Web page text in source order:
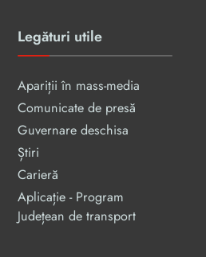
Legături utile
Apariții în mass-media
Comunicate de presă
Guvernare deschisa
Știri
Carieră
Aplicație - Program
Județean de transport